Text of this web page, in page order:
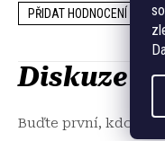
PŘIDAT HODNOCENÍ
Diskuze
Buďte první, kdo